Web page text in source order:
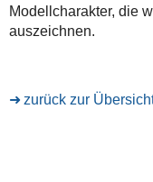
Modellcharakter, die
auszeichnen.
zurück zur